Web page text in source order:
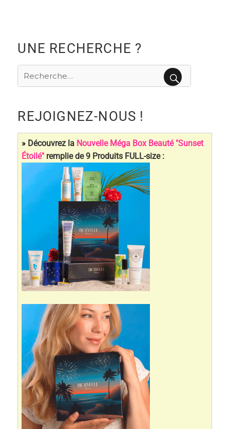
UNE RECHERCHE ?
Recherche
pour
REJOIGNEZ-NOUS !
» Découvrez la Nouvelle Méga Box Beauté "Sunset
Étoilé" remplie de 9 Produits FULL-size :